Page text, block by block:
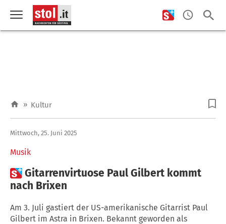
» Kultur
Musik
Mittwoch, 25. Juni 2025
Gitarrenvirtuose Paul Gilbert kommt
nach Brixen
Am 3. Juli gastiert der US-amerikanische Gitarrist Paul
Gilbert im Astra in Brixen. Bekannt geworden als